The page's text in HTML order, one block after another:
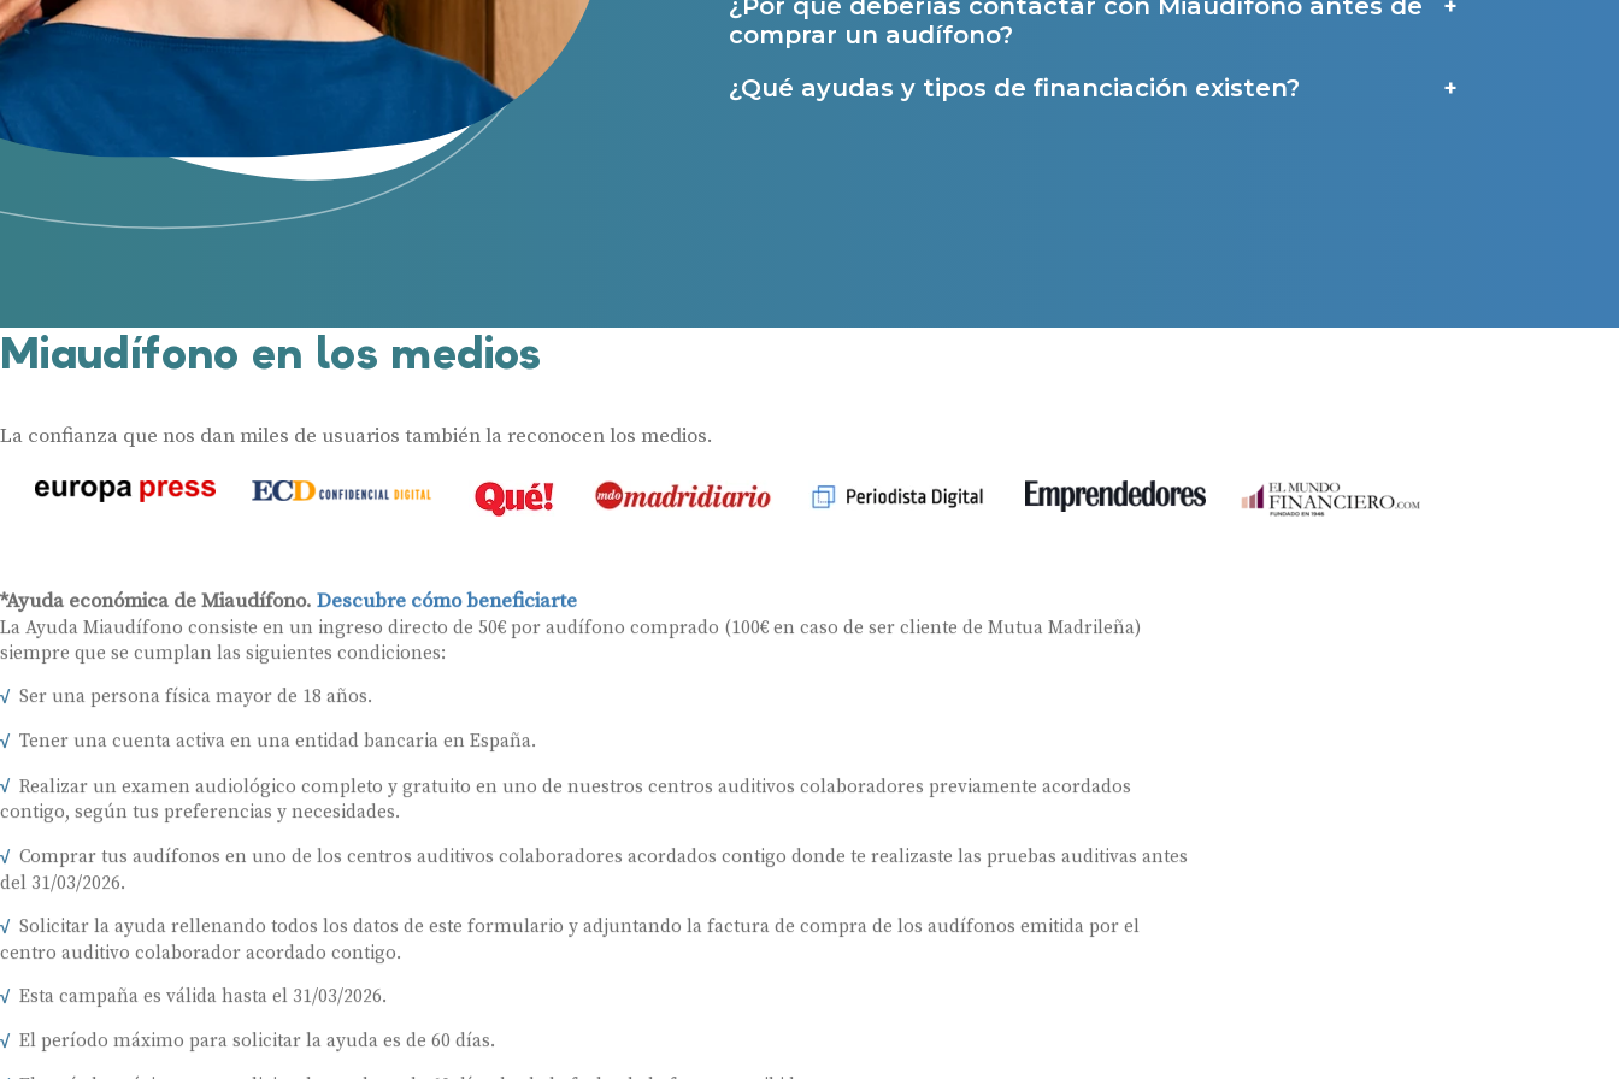
comprar un audífono?
¿Qué ayudas y tipos de financiación existen?
Miaudífono en los medios
La confianza que nos dan miles de usuarios también la reconocen los medios.
*Ayuda económica de Miaudífono. Descubre cómo beneficiarte
La Ayuda Miaudífono consiste en un ingreso directo de 50€ por audífono comprado (100€ en caso de ser cliente de Mutua Madrileña)
siempre que se cumplan las siguientes condiciones:
Ser una persona física mayor de 18 años.
Tener una cuenta activa en una entidad bancaria en España.
Realizar un examen audiológico completo y gratuito en uno de nuestros centros auditivos colaboradores previamente acordados
contigo, según tus preferencias y necesidades.
Comprar tus audífonos en uno de los centros auditivos colaboradores acordados contigo donde te realizaste las pruebas auditivas antes
del 31/03/2026.
Solicitar la ayuda rellenando todos los datos de este formulario y adjuntando la factura de compra de los audífonos emitida por el
centro auditivo colaborador acordado contigo.
Esta campaña es válida hasta el 31/03/2026.
El período máximo para solicitar la ayuda es de 60 días.
Ayudas para audífonos en Castilla-La Mancha
Ayudas y subvenciones en La Rioja